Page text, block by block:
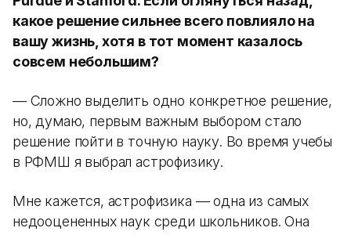
какое решение сильнее всего повлияло на
вашу жизнь, хотя в тот момент казалось
совсем небольшим?
— Сложно выделить одно конкретное решение,
но, думаю, первым важным выбором стало
решение пойти в точную науку. Во время учебы
в РФМШ я выбрал астрофизику.
Мне кажется, астрофизика — одна из самых
недооцененных наук среди школьников. Она